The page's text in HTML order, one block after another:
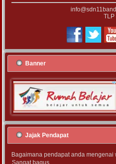
TLP
Banner
Jajak Pendapat
Bagaimana pendapat anda mengenai